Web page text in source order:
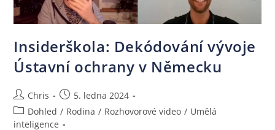
Insiderškola: Dekódování vývoje
Ústavní ochrany v Německu
Chris
5. ledna 2024
Dohled / Rodina / Rozhovorové video / Umělá
inteligence